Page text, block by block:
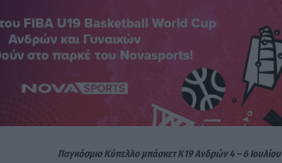
Παγκόσμιο Κύπελλο μπάσκετ Κ19 Ανδρών4 – 6 Ιουλίου